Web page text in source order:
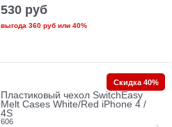
530 руб
выгода 360 рубили 40%
Пластиковый чехол SwitchEasy
Melt Cases White/Red iPhone 4 /
4S
606
Скидка 40%